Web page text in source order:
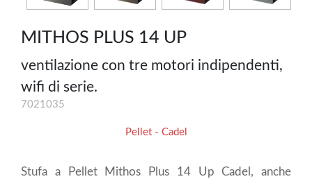
MITHOS PLUS 14 UP
ventilazione con tre motori indipendenti,
wifi di serie.
7021035
Pellet - Cadel
Stufa a Pellet Mithos Plus 14 Up Cadel, anche